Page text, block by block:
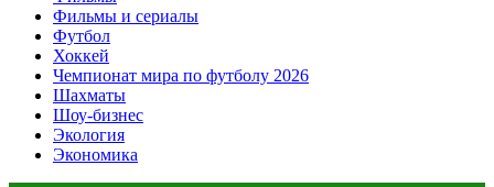
Фильмы и сериалы
Футбол
Хоккей
Чемпионат мира по футболу 2026
Шахматы
Шоу-бизнес
Экология
Экономика